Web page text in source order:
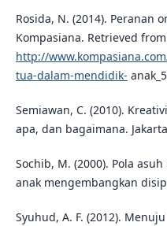
Rosida, N. (2014). Peranan
Kompasiana. Retrieved from
http://
tua-dalam-mendidik-
Semiawan, C. (2010).
apa, dan bagaimana.
Sochib, M. (2000). Pola
anak mengembangkan
Syuhud, A. F. (2012).